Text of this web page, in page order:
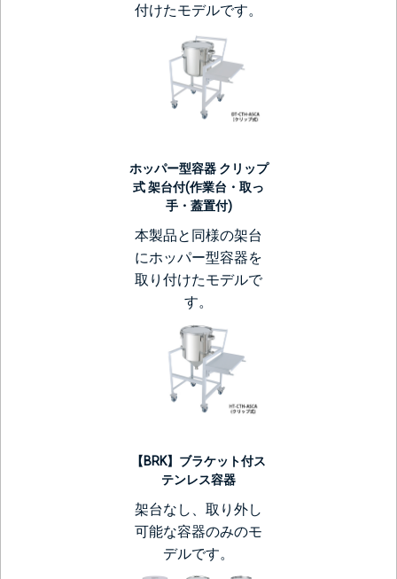
付けたモデルです。
ホッパー型容器 クリップ
式 架台付(作業台・取っ
手・蓋置付)
本製品と同様の架台
にホッパー型容器を
取り付けたモデルで
す。
【BRK】ブラケット付ス
テンレス容器
架台なし、取り外し
可能な容器のみのモ
デルです。